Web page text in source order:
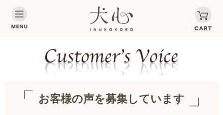
お客様の声を募集しています